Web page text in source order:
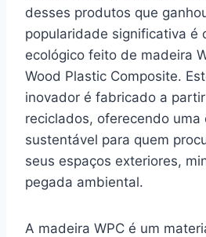
desses produtos que
popularidade significativa é
ecológico feito de madeira
Wood Plastic Composite.
inovador é fabricado a
reciclados, oferecendo uma
sustentável para quem
seus espaços exteriores,
pegada ambiental.
A madeira WPC é um